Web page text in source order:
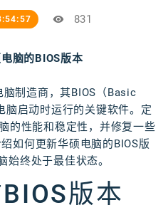
831
脑的BIOS版本
制造商，其BIOS（Basic
启动时运行的关键软件。定
的性能和稳定性，并修复一些
如何更新华硕电脑的BIOS版
始终处于最佳状态。
版本